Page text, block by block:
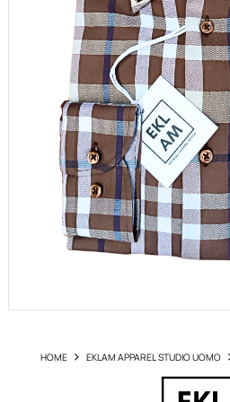
HOME EKLAM APPAREL STUDIO UOMO